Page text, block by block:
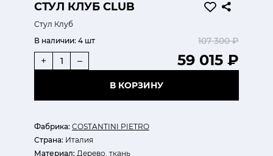
СТУЛ КЛУБ CLUB
Стул Клуб
Фабрика: COSTANTINI PIETRO
Страна: Италия
Материал: Дерево, ткань
В наличии: 4 шт 107 300 ₽
59 015 ₽
+ –
В КОРЗИНУ